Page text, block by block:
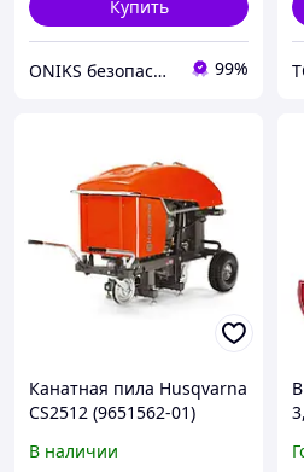
Купить
ONIKS безопасность и комфорт 99%
Канатная пила Husqvarna
CS2512 (9651562-01)
В наличии